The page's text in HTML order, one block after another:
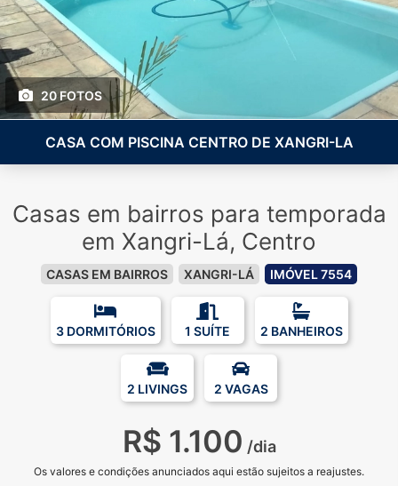
20 FOTOS
CASA COM PISCINA CENTRO DE XANGRI-LA
Casas em bairros para temporada
em Xangri-Lá, Centro
CASAS EM BAIRROS XANGRI-LÁ IMÓVEL 7554
3 DORMITÓRIOS 1 SUÍTE 2 BANHEIROS
2 LIVINGS 2 VAGAS
R$ 1.100 /dia
Os valores e condições anunciados aqui estão sujeitos a reajustes.